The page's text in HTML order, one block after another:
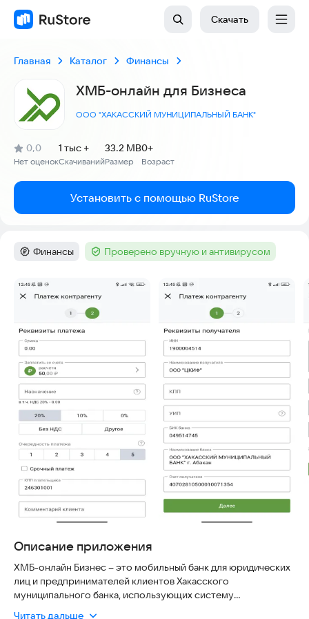
Скачать
Главная Каталог Финансы
ХМБ-онлайн для Бизнеса
ООО "ХАКАССКИЙ МУНИЦИПАЛЬНЫЙ БАНК"
Рейтинг:
0,0
(
Нет оценок
)
Скачиваний
1 тыс +
Размер
33.2 MB
Возраст
0+
Установить с помощью RuStore
Категория:
Финансы Тег :Проверено вручную и антивирусом
Скриншоты
Описание приложения
ХМБ-онлайн Бизнес – это мобильный банк для юридических
лиц и предпринимателей клиентов Хакасского
муниципального банка, использующих систему
Читать дальше